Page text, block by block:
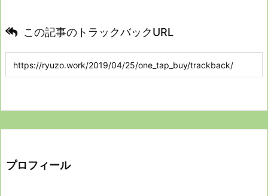
この記事のトラックバックURL
プロフィール